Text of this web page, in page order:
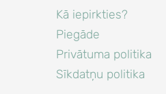
Kā iepirkties?
Piegāde
Privātuma politika
Sīkdatņu politika